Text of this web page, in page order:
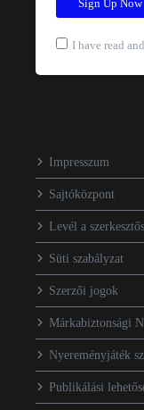
I have read
Impresszum
Sajtóközpont
Levél a
Süti szabályzat
Szerzői jogok
Márkabiztonsági
Nyereményjáték
Publikálási